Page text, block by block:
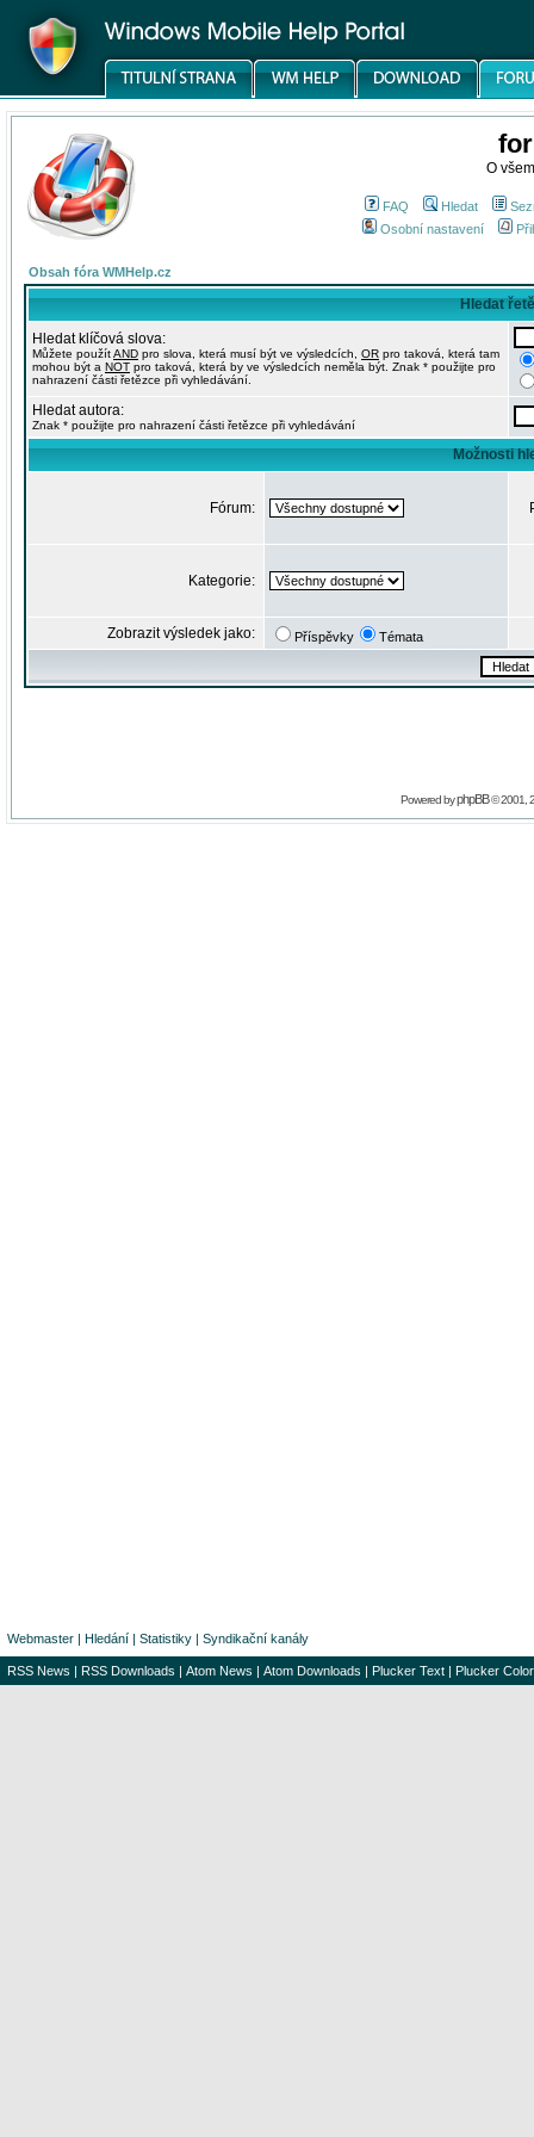
O
FAQ Hledat
Osobní nastavení
Obsah fóra WMHelp.cz
Hledat
Hledat klíčová slova:
Můžete použítAND pro slova, která musí být ve výsledcích, OR pro taková, která tam
mohou být a NOT pro taková, která by ve výsledcích neměla být. Znak * použijte pro
nahrazení části řetězce při vyhledávání.
Hledat autora:
Znak * použijte pro nahrazení části řetězce při vyhledávání
Možnosti
Fórum:
Kategorie:
Zobrazit výsledek jako: Příspěvky Témata
Powered byphpBB© 2001,
Webmaster | Hledání | Statistiky | Syndikační kanály
RSS News | RSS Downloads | Atom News | Atom Downloads | Plucker Text | Plucker Color